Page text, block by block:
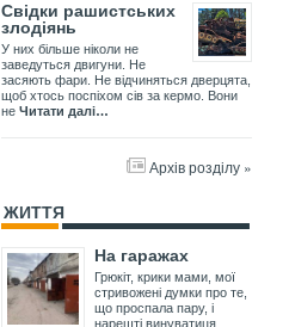
Свідки рашистських
злодіянь
У них більше ніколи не
заведуться двигуни. Не
засяють фари. Не відчиняться дверцята,
щоб хтось поспіхом сів за кермо. Вони
не Читати далі…
Архів розділу »
ЖИТТЯ
На гаражах
Грюкіт, крики мами, мої
стривожені думки про те,
що проспала пару, і
нарешті винуватиця